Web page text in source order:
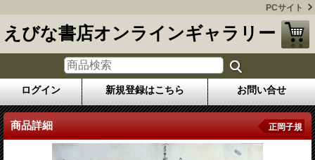
PCサイト
えびな書店オンラインギャラリー
ログイン 新規登録はこちら お問い合せ
商品詳細 正岡子規